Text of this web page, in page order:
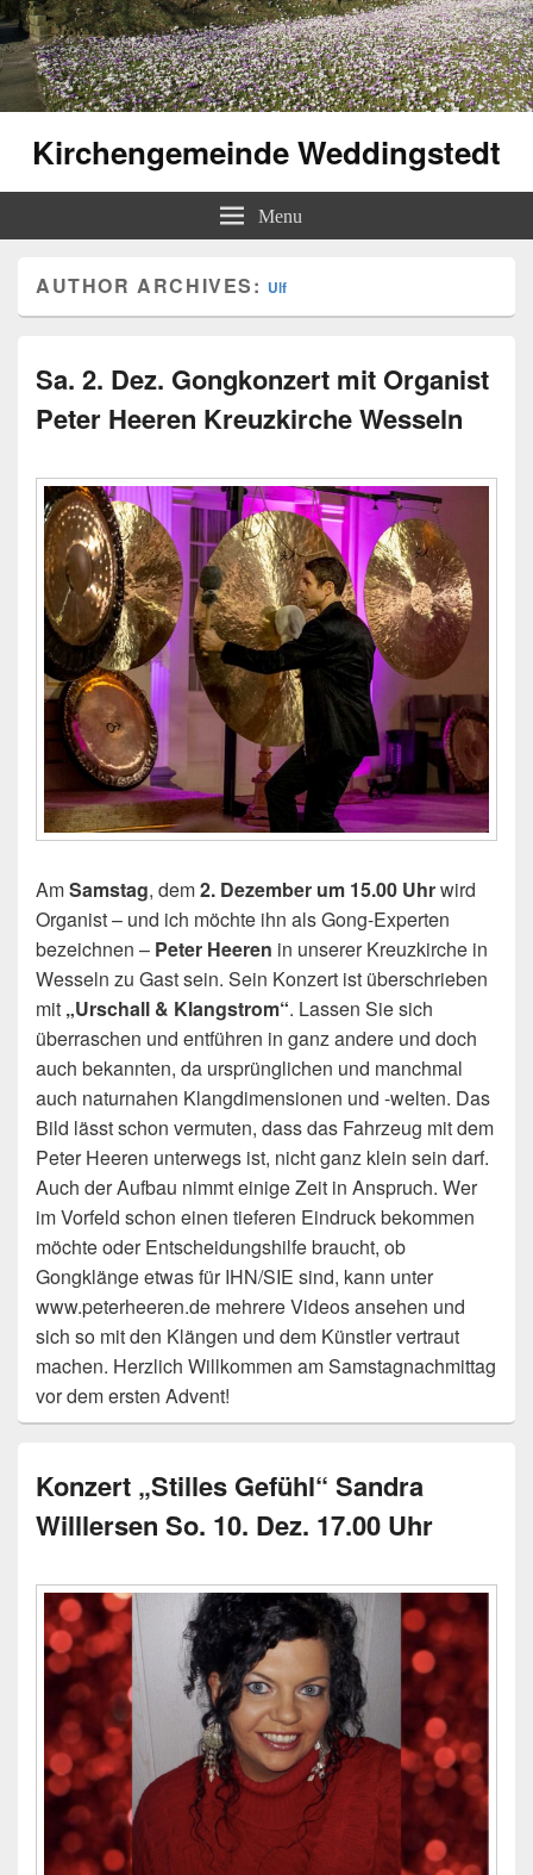
Kirchengemeinde Weddingstedt
Menu
AUTHOR ARCHIVES: Ulf
Sa. 2. Dez. Gongkonzert mit Organist
Peter Heeren Kreuzkirche Wesseln
AmSamstag, dem2. Dezember um 15.00 Uhrwird
Organist – und ich möchte ihn als Gong-Experten
bezeichnen – Peter Heeren in unserer Kreuzkirche in
Wesseln zu Gast sein. Sein Konzert ist überschrieben
mit „Urschall & Klangstrom“. Lassen Sie sich
überraschen und entführen in ganz andere und doch
auch bekannten, da ursprünglichen und manchmal
auch naturnahen Klangdimensionen und -welten. Das
Bild lässt schon vermuten, dass das Fahrzeug mit dem
Peter Heeren unterwegs ist, nicht ganz klein sein darf.
Auch der Aufbau nimmt einige Zeit in Anspruch. Wer
im Vorfeld schon einen tieferen Eindruck bekommen
möchte oder Entscheidungshilfe braucht, ob
Gongklänge etwas für IHN/SIE sind, kann unter
www.peterheeren.de mehrere Videos ansehen und
sich so mit den Klängen und dem Künstler vertraut
machen. Herzlich Willkommen am Samstagnachmittag
vor dem ersten Advent!
Konzert „Stilles Gefühl“ Sandra
Willlersen So. 10. Dez. 17.00 Uhr